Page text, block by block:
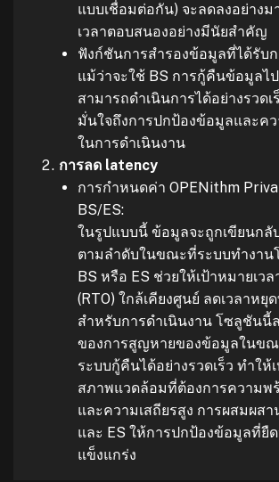
แบบเชื่อมต่อกัน) จะลดลงอย่างม
เวลาตอบสนองอย่างมีนัยสำคัญ
ฟังก์ชันการสำรองข้อมูลที่ได้รับก
แม้ว่าจะใช้ BS การกู้คืนข้อมูลไป
สามารถดำเนินการได้อย่างรวดเ
มั่นใจถึงการปกป้องข้อมูลและคว
ในการดำเนินงาน
การลด latency
การกำหนดค่า OPENithm
BS/ES:
ในรูปแบบนี้ ข้อมูลจะถูกเขียนกลั
ตามลำดับในขณะที่ระบบทำงาน
BS หรือ ES ช่วยให้เป้าหมายเว
(RTO) ใกล้เคียงศูนย์ ลดเวลาหยุ
สำหรับการดำเนินงาน โซลูชันนี้
ของการสูญหายของข้อมูลในข
ระบบกู้คืนได้อย่างรวดเร็ว ทำให้
สภาพแวดล้อมที่ต้องการความพ
และความเสถียรสูง การผสมผสา
และ ES ให้การปกป้องข้อมูลที่ยื
แข็งแกร่ง